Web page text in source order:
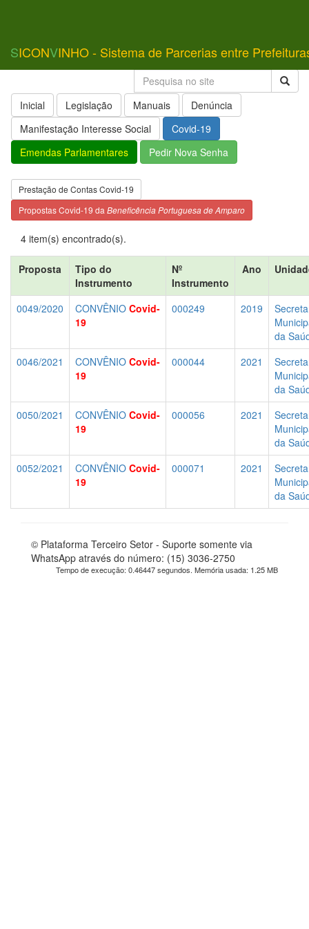
SICONVINHO - Sistema de Parcerias entre
Inicial Legislação Manuais
Denúncia
Manifestação Interesse Social
Covid-19
Emendas Parlamentares
Pedir Nova Senha
Prestação de Contas Covid-19
Propostas Covid-19 da Beneficência Portuguesa de Amparo
4 item(s) encontrado(s).
Proposta
Tipo do
Instrumento
Nº
Instrumento
Ano
0049/2020 CONVÊNIO Covid-
19
000249 2019
da
0046/2021
CONVÊNIO Covid-
19
000044 2021
da
0050/2021
CONVÊNIO Covid-
19
000056 2021
da
0052/2021
CONVÊNIO Covid-
19
000071 2021
da
© Plataforma Terceiro Setor - Suporte somente via
WhatsApp através do número: (15) 3036-2750
Tempo de execução: 0.46447 segundos. Memória usada: 1.25 MB